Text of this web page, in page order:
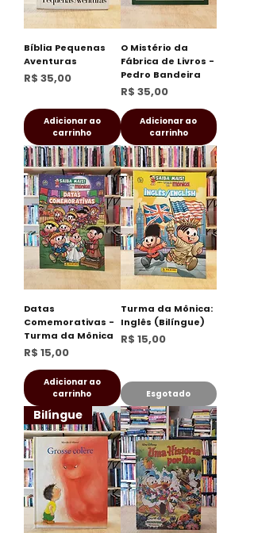
Bíblia Pequenas
Aventuras
Preço
R$ 35,00
Adicionar ao
carrinho
O Mistério da
Fábrica de Livros -
Pedro Bandeira
Preço
R$ 35,00
Adicionar ao
carrinho
Datas
Comemorativas -
Turma da Mônica
Preço
R$ 15,00
Adicionar ao
carrinho
Turma da Mônica:
Inglês (Bilíngue)
Preço
R$ 15,00
Esgotado
Bilíngue